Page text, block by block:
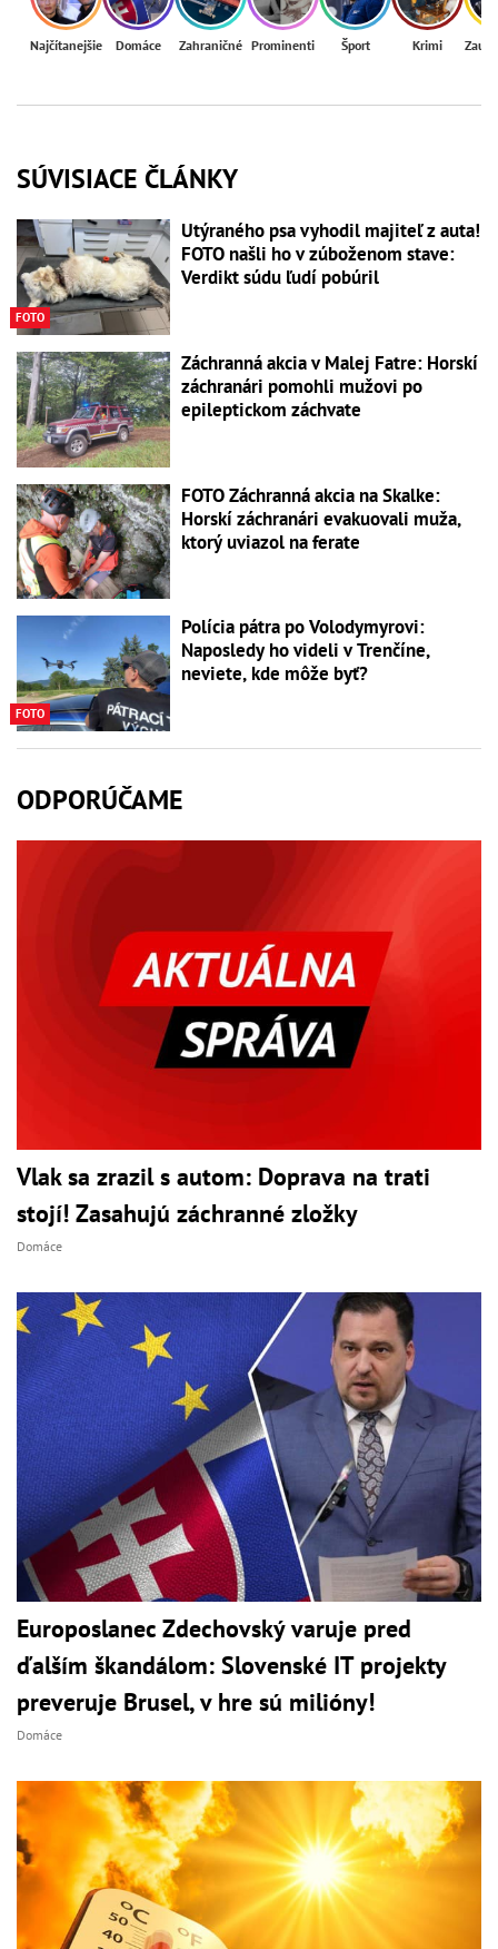
Najčítanejšie Domáce Zahraničné Prominenti Šport Krimi
SÚVISIACE ČLÁNKY
FOTO
Utýraného psa vyhodil majiteľ z auta!
FOTO našli ho v zúboženom stave:
Verdikt súdu ľudí pobúril
Záchranná akcia v Malej Fatre: Horskí
záchranári pomohli mužovi po
epileptickom záchvate
FOTO Záchranná akcia na Skalke:
Horskí záchranári evakuovali muža,
ktorý uviazol na ferate
FOTO
Polícia pátra po Volodymyrovi:
Naposledy ho videli v Trenčíne,
neviete, kde môže byť?
ODPORÚČAME
Vlak sa zrazil s autom: Doprava na trati
stojí! Zasahujú záchranné zložky
Domáce
Europoslanec Zdechovský varuje pred
ďalším škandálom: Slovenské IT projekty
preveruje Brusel, v hre sú milióny!
Domáce